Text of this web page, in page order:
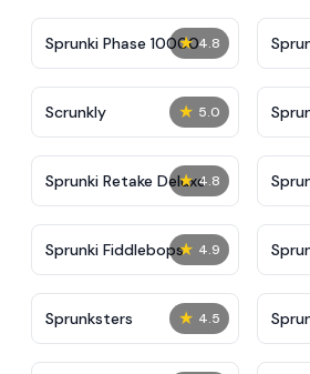
★ 4.8
Sprunki Phase 10000
★ 5.0
Scrunkly
★ 4.8
Sprunki Retake Deluxe
★ 4.9
Sprunki Fiddlebops
★ 4.5
Sprunksters